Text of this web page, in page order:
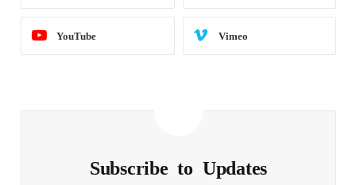
YouTube Vimeo
Subscribe to Updates